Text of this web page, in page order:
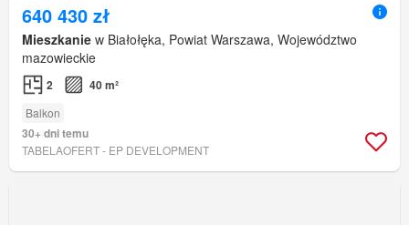
640 430 zł
Mieszkanie w Białołęka, Powiat Warszawa, Województwo
mazowieckie
2 40 m²
Balkon
30+ dni temu
TABELAOFERT - EP DEVELOPMENT